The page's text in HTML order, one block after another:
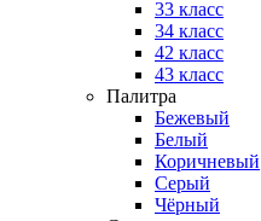
33 класс
34 класс
42 класс
43 класс
Палитра
Бежевый
Белый
Коричневый
Серый
Чёрный